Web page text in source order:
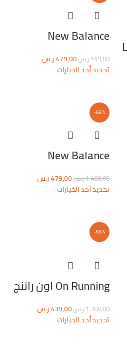
New Balance
549,00ر.س479,00ر.س
تحديد أحد الخيارات
-66%
New Balance
1.400,00ر.س479,00ر.س
تحديد أحد الخيارات
-66%
On Running اون راننج
1.300,00ر.س439,00ر.س
تحديد أحد الخيارات